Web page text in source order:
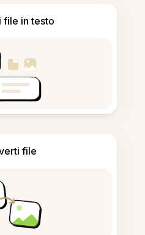
file in testo
file